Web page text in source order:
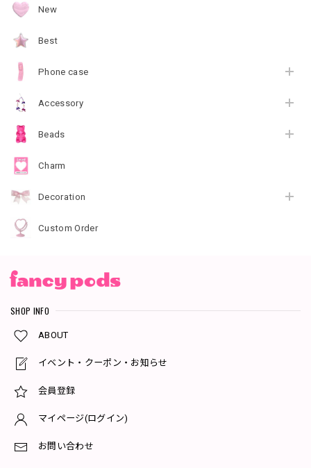
New
Best
Phone case
Accessory
Beads
Charm
Decoration
Custom Order
SHOP INFO
ABOUT
イベント・クーポン・お知らせ
会員登録
マイページ(ログイン)
お問い合わせ